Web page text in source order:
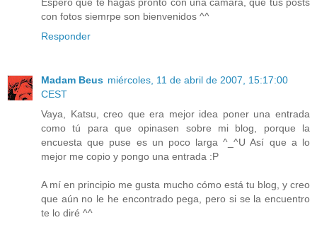
Espero que te hagas pronto con una cámara, que tus posts
con fotos siemrpe son bienvenidos ^^
Responder
Madam Beus miércoles, 11 de abril de 2007, 15:17:00
CEST
Vaya, Katsu, creo que era mejor idea poner una entrada
como tú para que opinasen sobre mi blog, porque la
encuesta que puse es un poco larga ^_^U Así que a lo
mejor me copio y pongo una entrada :P
A mí en principio me gusta mucho cómo está tu blog, y creo
que aún no le he encontrado pega, pero si se la encuentro
te lo diré ^^